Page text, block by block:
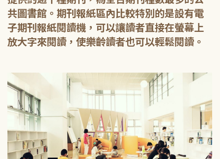
共圖書館。期刊報紙區內比較特別的是設有電
子期刊報紙閱讀機，可以讓讀者直接在螢幕上
放大字來閱讀，使樂齡讀者也可以輕鬆閱讀。